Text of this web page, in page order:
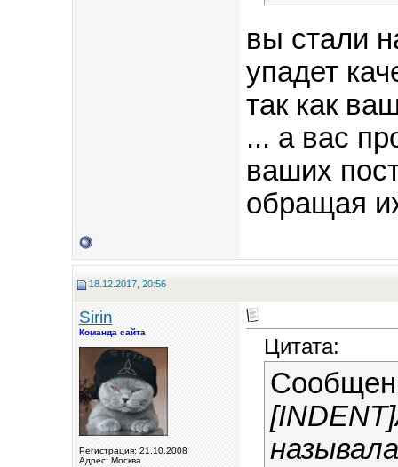
вы стали
упадет
так как
... а вас
ваших
обращая
18.12.2017, 20:56
Sirin
Команда сайта
Регистрация: 21.10.2008
Адрес: Москва
Цитата: